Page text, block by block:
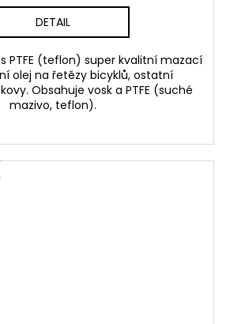
DETAIL
s PTFE (teflon) super kvalitní mazací
olej na řetězy bicyklů, ostatní
Obsahuje vosk a PTFE (suché
mazivo, teflon).